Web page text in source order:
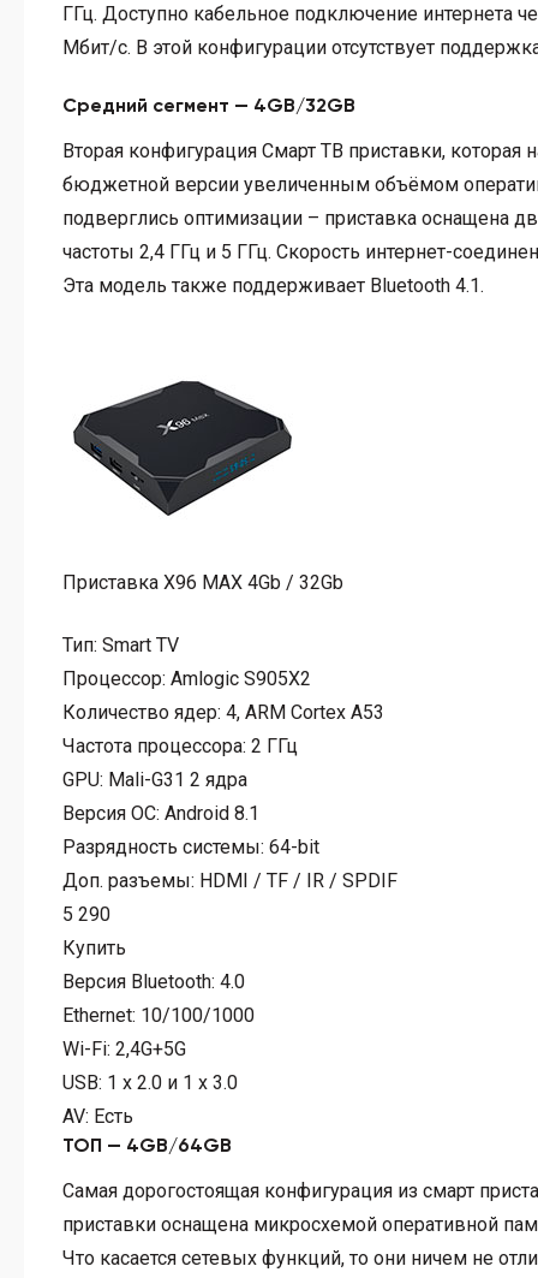
ГГц. Доступно кабельное подключение интернета
Мбит/с. В этой конфигурации отсутствует
Средний сегмент — 4GB/32GB
Вторая конфигурация Смарт ТВ приставки, которая
бюджетной версии увеличенным объёмом
подверглись оптимизации – приставка оснащена
частоты 2,4 ГГц и 5 ГГц. Скорость интернет-
Эта модель также поддерживает Bluetooth 4.1.
Приставка X96 MAX 4Gb / 32Gb
Тип: Smart TV
Процессор: Amlogic S905X2
Количество ядер: 4, ARM Cortex A53
Частота процессора: 2 ГГц
GPU: Mali-G31 2 ядра
Версия ОС: Android 8.1
Разрядность системы: 64-bit
Доп. разъемы: HDMI / TF / IR / SPDIF
5 290
Купить
Версия Bluetooth: 4.0
Ethernet: 10/100/1000
Wi-Fi: 2,4G+5G
USB: 1 x 2.0 и 1 x 3.0
AV: Есть
ТОП — 4GB/64GB
Самая дорогостоящая конфигурация из смарт
приставки оснащена микросхемой оперативной
Что касается сетевых функций, то они ничем не